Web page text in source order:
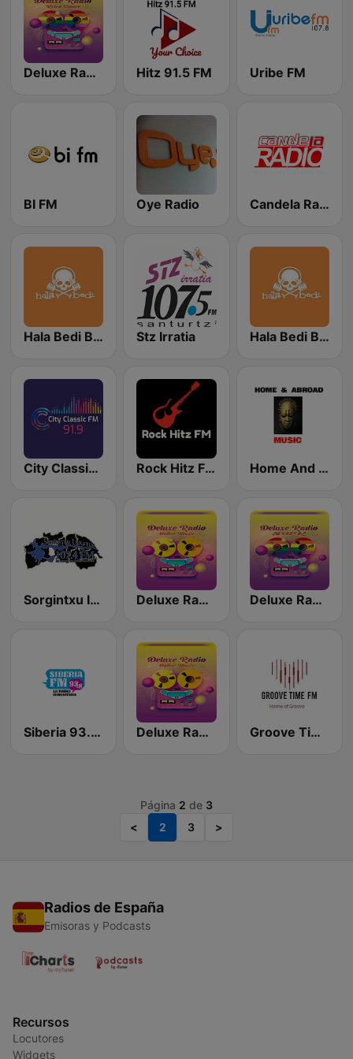
Deluxe Radio - Retro Dance Hitz 91.5 FM Uribe FM
BI FM Oye Radio Candela Radio
Hala Bedi Bat 107.4 Stz Irratia Hala Bedi Bi 88.8
City Classic FM Rock Hitz FM Home And Abroad FM
Sorgintxu Irratia Deluxe Radio - Perreo Deluxe Radio - SBK
Siberia 93.8 FM Deluxe Radio - Mainstage Groove Time FM
Página 2 de 3
<
2 3 >
Radios de España
Emisoras y Podcasts
Recursos
Locutores
Widgets